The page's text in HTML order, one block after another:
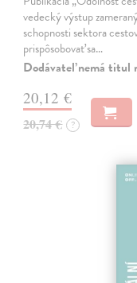
vedecký výstup
schopnosti sektora
prispôsobovať sa…
Dodávateľ nemá titul
20,12 €
20,74 € ?